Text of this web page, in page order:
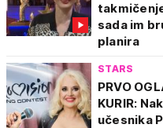
sada im
planira
STARS
PRVO
KURIR:
učesnika